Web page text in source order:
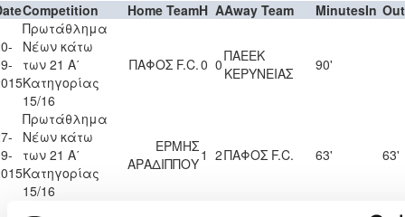
Competition Home TeamH AAway Team MinutesIn Out
Πρωτάθλημα
Νέων κάτω
των 21 Α΄
Κατηγορίας
15/16
ΠΑΦΟΣ F.C.0 0ΠΑΕΕΚ
ΚΕΡΥΝΕΙΑΣ
90'
Πρωτάθλημα
Νέων κάτω
των 21 Α΄
Κατηγορίας
15/16
ΕΡΜΗΣ
ΑΡΑΔΙΠΠΟΥ1 2ΠΑΦΟΣ F.C. 63' 63'